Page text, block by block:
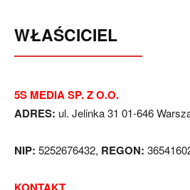
WŁAŚCICIEL
5S MEDIA SP. Z O.O.
ADRES: ul. Jelinka 31 01-646
NIP: 5252676432, REGON: